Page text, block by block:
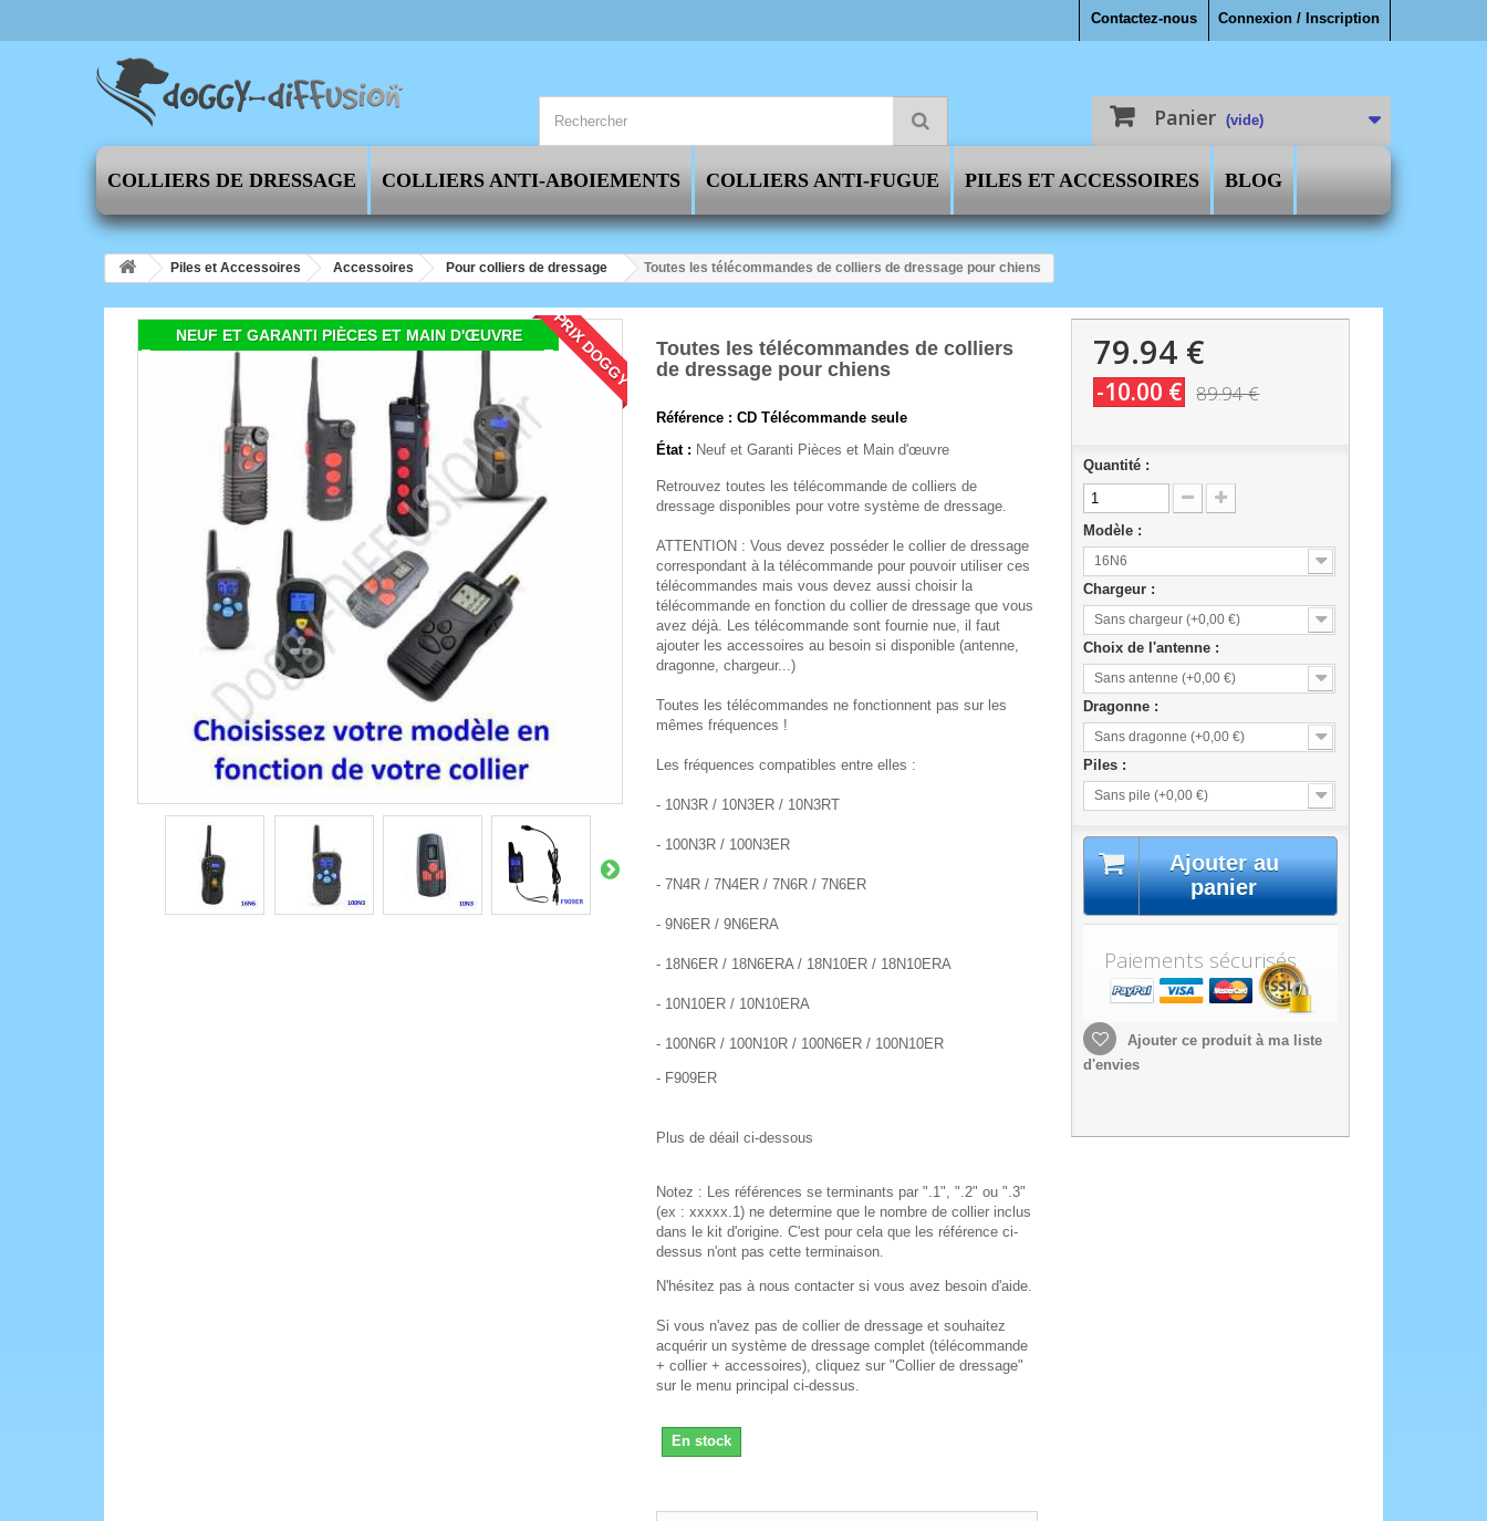
Connexion / Inscription
Contactez-nous
Panier (vide)
COLLIERS DE DRESSAGE COLLIERS ANTI-ABOIEMENTS COLLIERS ANTI-FUGUE PILES ET ACCESSOIRES BLOG
Piles et Accessoires Accessoires Pour colliers de dressage Toutes les télécommandes de colliers de dressage pour chiens
NEUF ET GARANTI PIÈCES ET MAIN D'ŒUVRE PRIX DOGGY
Toutes les télécommandes de colliers
de dressage pour chiens
Référence : CD Télécommande seule
État : Neuf et Garanti Pièces et Main d'œuvre
Retrouvez toutes les télécommande de colliers de
dressage disponibles pour votre système de dressage.
ATTENTION : Vous devez posséder le collier de dressage
correspondant à la télécommande pour pouvoir utiliser ces
télécommandes mais vous devez aussi choisir la
télécommande en fonction du collier de dressage que vous
avez déjà. Les télécommande sont fournie nue, il faut
ajouter les accessoires au besoin si disponible (antenne,
dragonne, chargeur...)
Toutes les télécommandes ne fonctionnent pas sur les
mêmes fréquences !
Les fréquences compatibles entre elles :
- 10N3R / 10N3ER / 10N3RT
- 100N3R / 100N3ER
- 7N4R / 7N4ER / 7N6R / 7N6ER
- 9N6ER / 9N6ERA
- 18N6ER / 18N6ERA / 18N10ER / 18N10ERA
- 10N10ER / 10N10ERA
- 100N6R / 100N10R / 100N6ER / 100N10ER
- F909ER
Plus de déail ci-dessous
Notez : Les références se terminants par ".1", ".2" ou ".3"
(ex : xxxxx.1) ne determine que le nombre de collier inclus
dans le kit d'origine. C'est pour cela que les référence ci-
dessus n'ont pas cette terminaison.
N'hésitez pas à nous contacter si vous avez besoin d'aide.
Si vous n'avez pas de collier de dressage et souhaitez
acquérir un système de dressage complet (télécommande
+ collier + accessoires), cliquez sur "Collier de dressage"
sur le menu principal ci-dessus.
En stock
79.94 €
-10.00 € 89.94 €
Quantité :
Modèle :
16N6
Chargeur :
Sans chargeur (+0,00 €)
Choix de l'antenne :
Sans antenne (+0,00 €)
Dragonne :
Sans dragonne (+0,00 €)
Piles :
Sans pile (+0,00 €)
Ajouter au
panier
Paiements sécurisés
Ajouter ce produit à ma liste
d'envies